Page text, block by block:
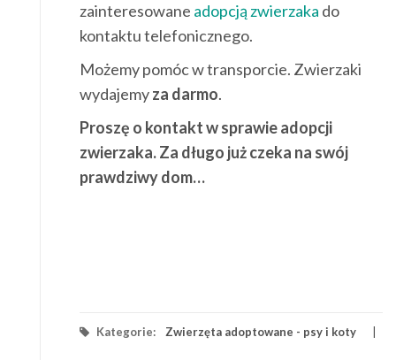
zainteresowane adopcją zwierzaka do
kontaktu telefonicznego.
Możemy pomóc w transporcie. Zwierzaki
wydajemyza darmo.
Proszę o kontakt w sprawie adopcji
zwierzaka. Za długo już czeka na swój
prawdziwy dom…
Kategorie: Zwierzęta adoptowane - psy i koty